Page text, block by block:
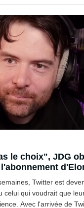
le choix", JDG
Twitter est
celui qui voudrait que
Avec l'arrivée de